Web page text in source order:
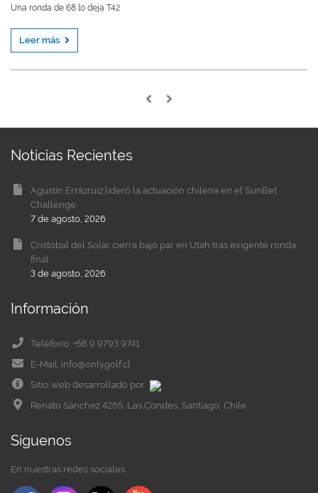
Una ronda de 68 lo deja T42
Leer más
Noticias Recientes
Agustín Errázruiz lideró la actuación chilena en el SunBet
Challenge
7 de agosto, 2026
Cristóbal del Solar cierra bajo par en Utah tras exigente ronda
final
3 de agosto, 2026
Información
Teléfono: +56 9 9793 9741
E-Mail: info@onlygolf.cl
Sitio web desarrollado por
Renato Sánchez 4265, Las Condes, Santiago, Chile
Síguenos
En nuestras redes sociales